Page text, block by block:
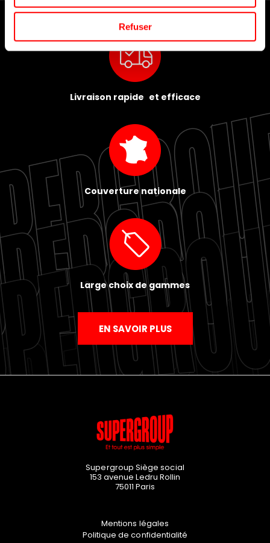
Refuser
Livraison rapide et efficace
Couverture nationale
Large choix de gammes
EN SAVOIR PLUS
Supergroup Siège social
153 avenue Ledru Rollin
75011 Paris
Mentions légales
Politique de confidentialité